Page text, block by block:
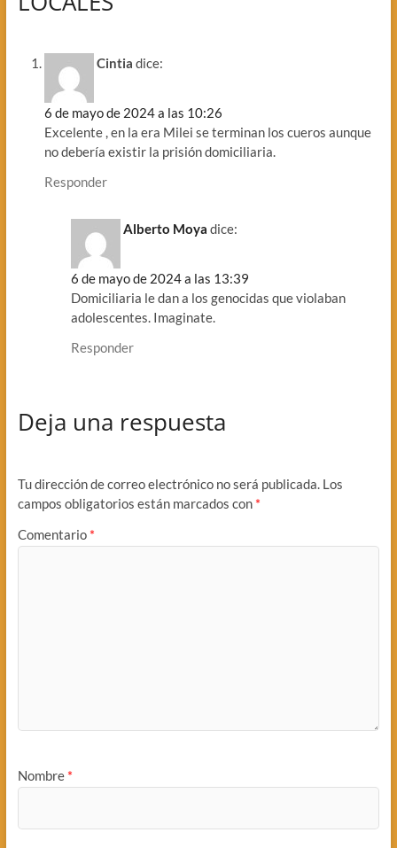
Cintia dice:
6 de mayo de 2024 a las 10:26
Excelente , en la era Milei se terminan los cueros aunque
no debería existir la prisión domiciliaria.
Responder
Alberto Moya dice:
6 de mayo de 2024 a las 13:39
Domiciliaria le dan a los genocidas que violaban
adolescentes. Imaginate.
Responder
Deja una respuesta
Tu dirección de correo electrónico no será publicada. Los
campos obligatorios están marcados con *
Comentario *
Nombre *